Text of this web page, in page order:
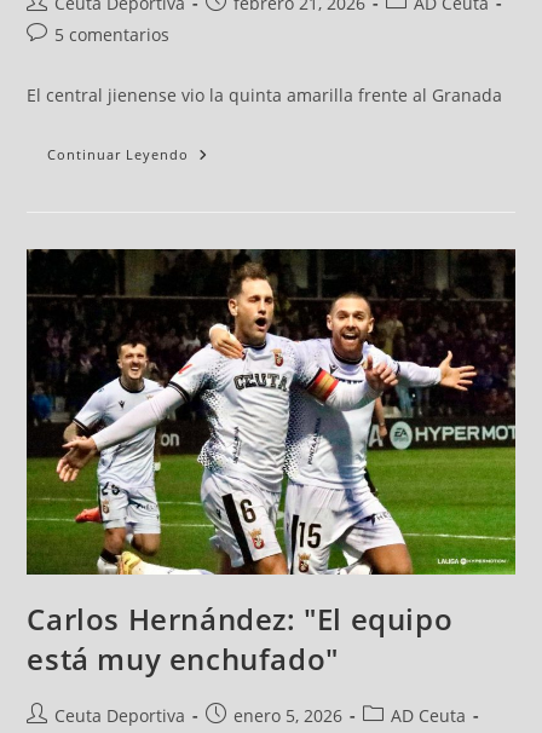
5 comentarios
El central jienense vio la quinta amarilla frente al Granada
Continuar Leyendo
Carlos Hernández: "El equipo
está muy enchufado"
Ceuta Deportiva enero 5, 2026
AD Ceuta